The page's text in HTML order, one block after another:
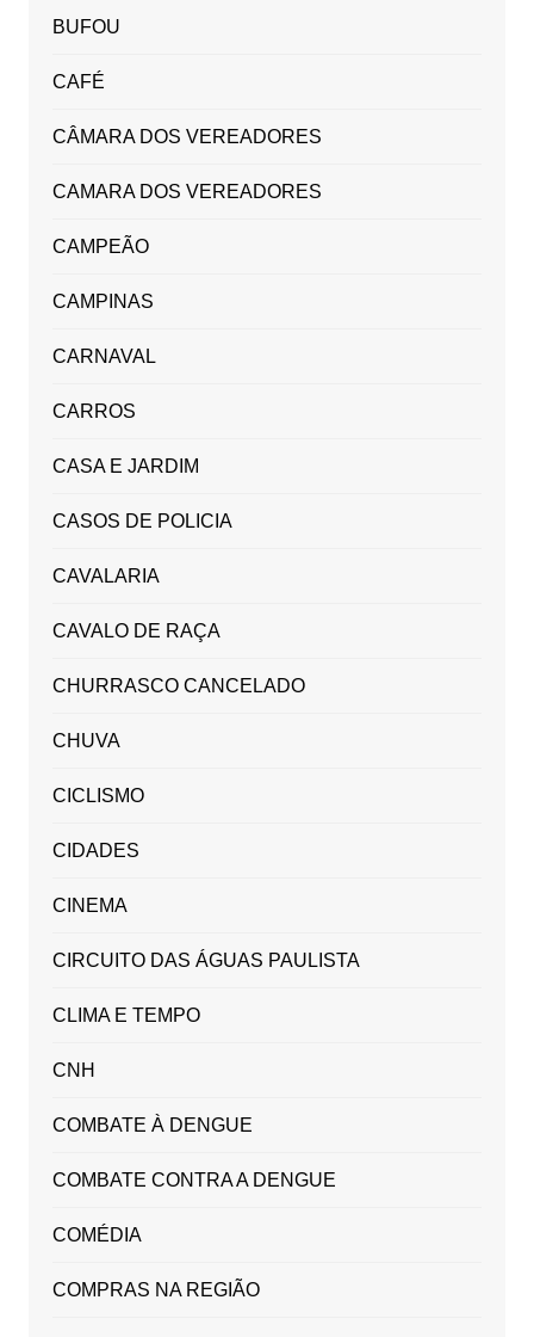
BUFOU
CAFÉ
CÂMARA DOS VEREADORES
CAMARA DOS VEREADORES
CAMPEÃO
CAMPINAS
CARNAVAL
CARROS
CASA E JARDIM
CASOS DE POLICIA
CAVALARIA
CAVALO DE RAÇA
CHURRASCO CANCELADO
CHUVA
CICLISMO
CIDADES
CINEMA
CIRCUITO DAS ÁGUAS PAULISTA
CLIMA E TEMPO
CNH
COMBATE À DENGUE
COMBATE CONTRA A DENGUE
COMÉDIA
COMPRAS NA REGIÃO